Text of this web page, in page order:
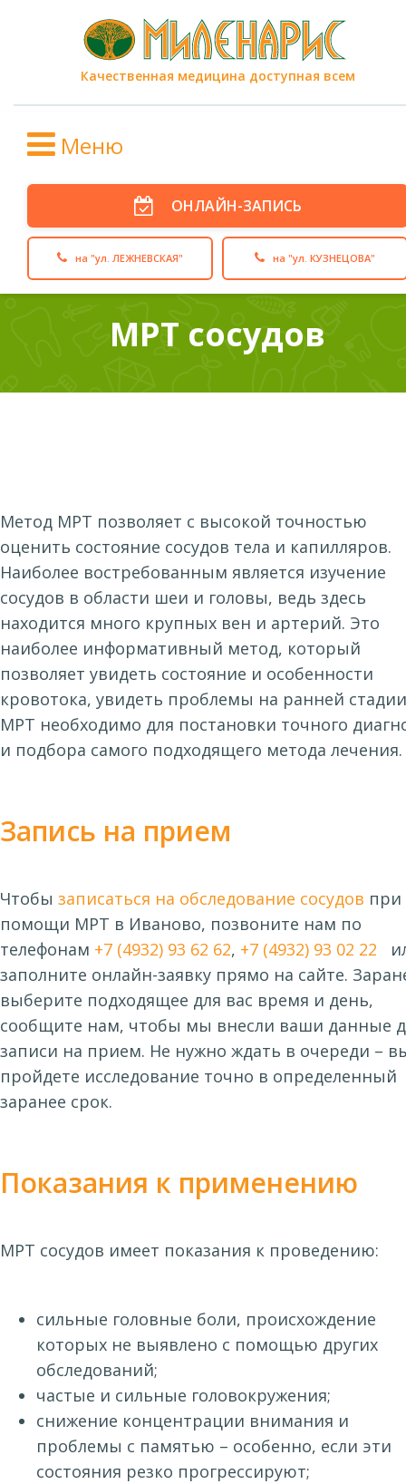
Качественная медицина доступная всем
Меню
ОНЛАЙН-ЗАПИСЬ
на "ул. ЛЕЖНЕВСКАЯ" на "ул. КУЗНЕЦОВА"
МРТ сосудов
Метод МРТ позволяет с высокой точностью
оценить состояние сосудов тела и капилляров.
Наиболее востребованным является изучение
сосудов в области шеи и головы, ведь здесь
находится много крупных вен и артерий. Это
наиболее информативный метод, который
позволяет увидеть состояние и особенности
кровотока, увидеть проблемы на ранней
МРТ необходимо для постановки точного
и подбора самого подходящего метода
Запись на прием
Чтобы записаться на обследование сосудов при
помощи МРТ в Иваново, позвоните нам по
телефонам +7 (4932) 93 62 62, +7 (4932) 93 02 22
заполните онлайн-заявку прямо на сайте.
выберите подходящее для вас время и день,
сообщите нам, чтобы мы внесли ваши данные
записи на прием. Не нужно ждать в очереди –
пройдете исследование точно в определенный
заранее срок.
Показания к применению
МРТ сосудов имеет показания к проведению:
сильные головные боли, происхождение
которых не выявлено с помощью других
обследований;
частые и сильные головокружения;
снижение концентрации внимания и
проблемы с памятью – особенно, если эти
состояния резко прогрессируют;